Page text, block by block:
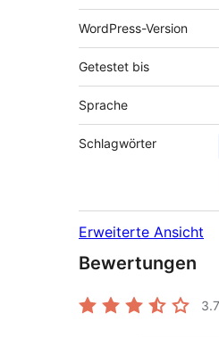
WordPress-Version
Getestet bis
Sprache
Schlagwörter
Erweiterte Ansicht
Bewertungen
3.7